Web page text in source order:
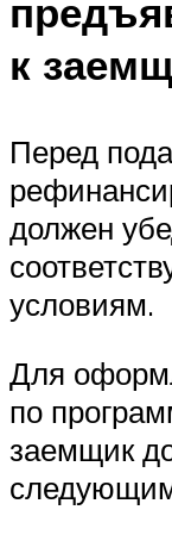
к
Перед
должен
условиям.
Для
по
заемщик